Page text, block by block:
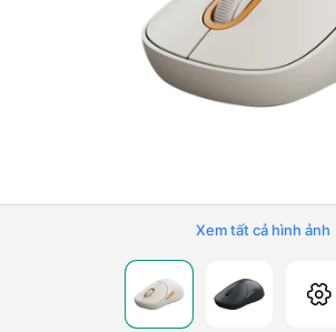
Xem tất cả hình ảnh